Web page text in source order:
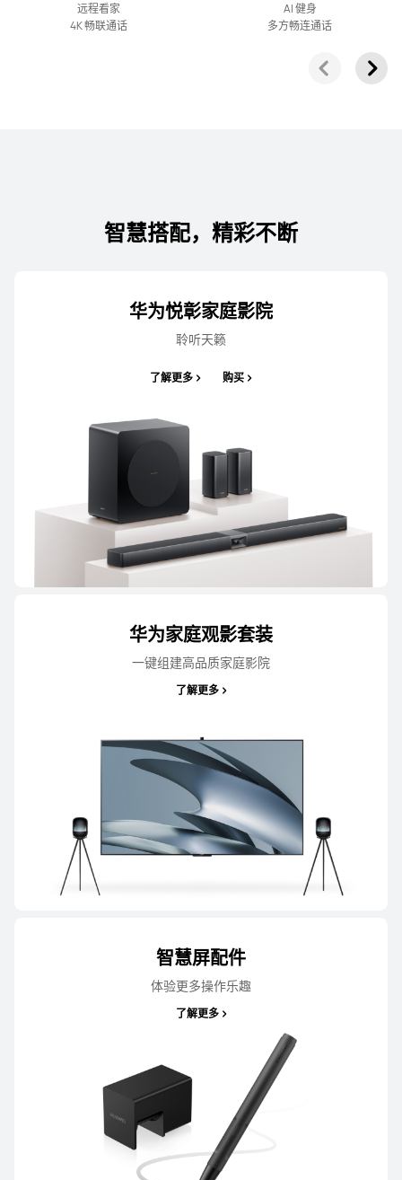
华为Vision智慧屏 5
了解更多
远程看家
4K 畅联通话
AI 健身
多方畅连通话
智慧搭配，精彩不断
华为悦彰家庭影院
聆听天籁
了解更多 购买
华为家庭观影套装
一键组建高品质家庭影院
了解更多
智慧屏配件
体验更多操作乐趣
了解更多